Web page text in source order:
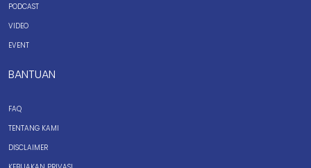
PODCAST
VIDEO
EVENT
BANTUAN
FAQ
TENTANG KAMI
DISCLAIMER